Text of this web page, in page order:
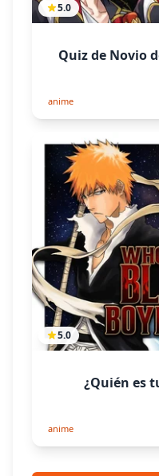
5.0
Quiz de Novio
anime
5.0
¿Quién es
anime